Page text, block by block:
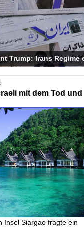
Trump: Irans Regime
mit dem Tod und
Insel Siargao fragte ein